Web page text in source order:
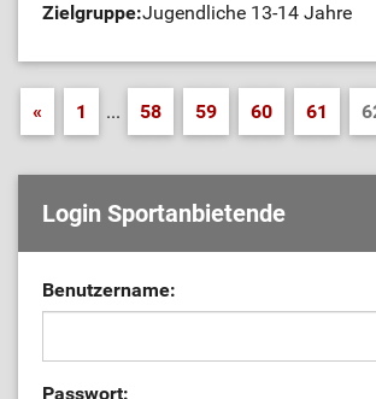
Zielgruppe:Jugendliche 13-14 Jahre
« 1 ... 58 59 60 61
Login Sportanbietende
Benutzername:
Passwort: